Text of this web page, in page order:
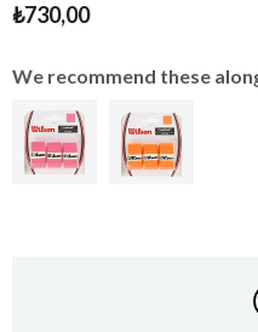
₺730,00
We recommend these